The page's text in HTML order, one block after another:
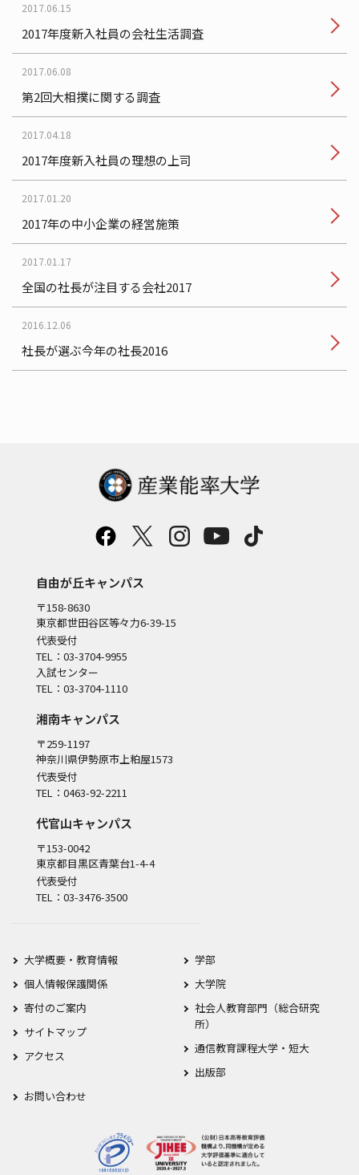
2017.06.15
2017年度新入社員の会社生活調査
2017.06.08
第2回大相撲に関する調査
2017.04.18
2017年度新入社員の理想の上司
2017.01.20
2017年の中小企業の経営施策
2017.01.17
全国の社長が注目する会社2017
2016.12.06
社長が選ぶ今年の社長2016
自由が丘キャンパス
〒158-8630
東京都世田谷区等々力6-39-15
代表受付
TEL：03-3704-9955
入試センター
TEL：03-3704-1110
湘南キャンパス
〒259-1197
神奈川県伊勢原市上粕屋1573
代表受付
TEL：0463-92-2211
代官山キャンパス
〒153-0042
東京都目黒区青葉台1-4-4
代表受付
TEL：03-3476-3500
大学概要・教育情報
個人情報保護関係
寄付のご案内
サイトマップ
アクセス
学部
大学院
社会人教育部門（総合研究
所）
通信教育課程大学・短大
出版部
お問い合わせ